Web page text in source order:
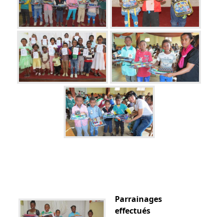
Parrainages
effectués